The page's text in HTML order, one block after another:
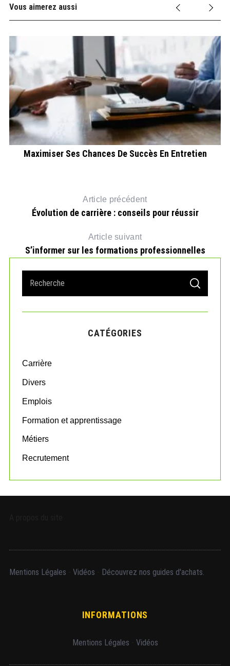
Vous aimerez aussi
Maximiser Ses Chances De Succès En Entretien
Article précédent
Évolution de carrière : conseils pour réussir
Article suivant
S’informer sur les formations professionnelles
a
r
o
:
S
A
C
CATÉGORIES
Carrière
Divers
Emplois
Formation et apprentissage
Métiers
Recrutement
Mentions Légales Vidéos Découvrez nos guides d'achats.
INFORMATIONS
Mentions Légales Vidéos